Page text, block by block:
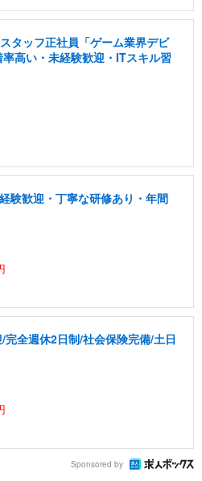
タッフ正社員「ゲーム業界デビ
高い・未経験歓迎・ITスキル習
験歓迎・丁寧な研修あり・年間
全週休2日制/社会保険完備/土日
Sponsored by